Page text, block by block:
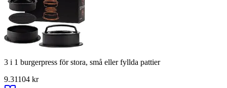
3 i 1 burgerpress för stora, små eller fyllda pattier
9.31104 kr